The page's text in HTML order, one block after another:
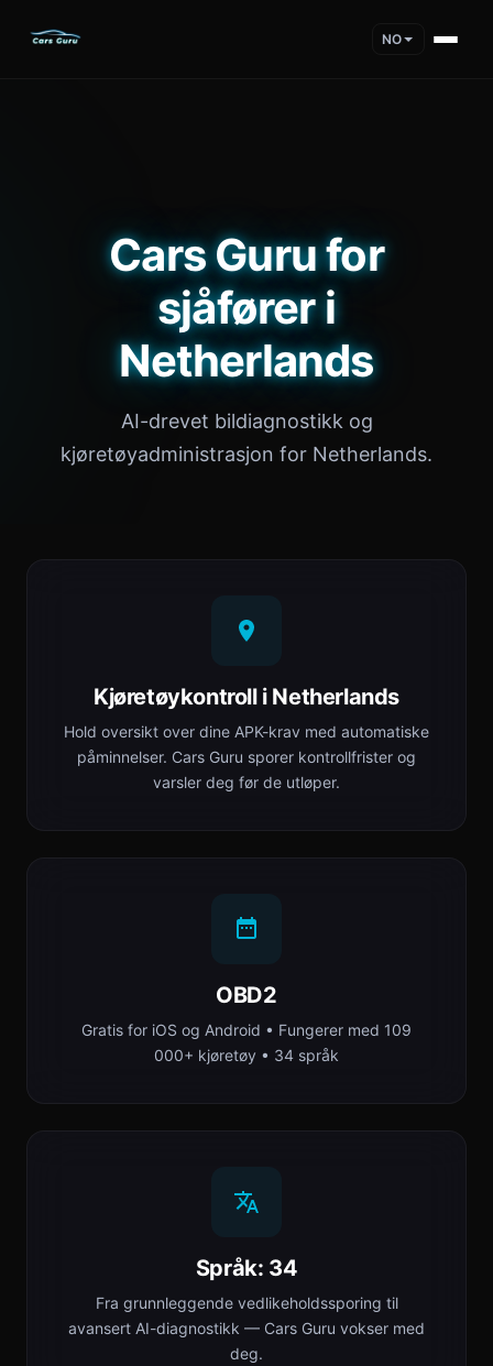
NO
Cars Guru for
sjåfører i
Netherlands
AI-drevet bildiagnostikk og
kjøretøyadministrasjon for Netherlands.
Kjøretøykontroll i Netherlands
Hold oversikt over dine APK-krav med automatiske
påminnelser. Cars Guru sporer kontrollfrister og
varsler deg før de utløper.
OBD2
Gratis for iOS og Android • Fungerer med 109
000+ kjøretøy • 34 språk
Språk: 34
Fra grunnleggende vedlikeholdssporing til
avansert AI-diagnostikk — Cars Guru vokser med
deg.